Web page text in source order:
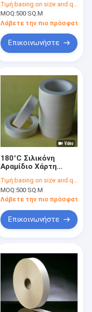
χαρτί αραμίδης
Συνολικό πάχος
0,105 mm Για
απαιτήσεις
ηλεκτρικής μόνωσης
Τιμή:basing on size and quantity
MOQ:500 SQ.M
Λάβετε την πιο πρόσφατη
Επικοινωνήστε
180°C Σιλικόνη
Αραμίδιο Χάρτη
4% επιμήκυνση και
παρόμοια με το
Nomex Χάρτη Ταινία
Τιμή:basing on size and quantity
MOQ:500 SQ.M
Λάβετε την πιο πρόσφατη
Επικοινωνήστε